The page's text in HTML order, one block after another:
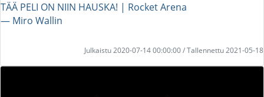
TÄÄ PELI ON NIIN HAUSKA! | Rocket Arena
― Miro Wallin
Julkaistu 2020-07-14 00:00:00 / Tallennettu 2021-05-18